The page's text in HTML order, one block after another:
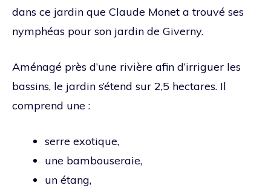
dans ce jardin que Claude Monet a trouvé ses
nymphéas pour son jardin de Giverny.
Aménagé près d’une rivière afin d’irriguer les
bassins, le jardin s’étend sur 2,5 hectares. Il
comprend une :
serre exotique,
une bambouseraie,
un étang,